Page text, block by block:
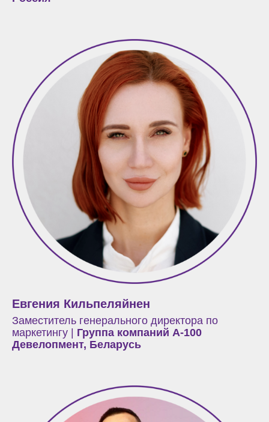
Евгения Кильпеляйнен
Заместитель генерального директора по
маркетингу | Группа компаний А-100
Девелопмент, Беларусь